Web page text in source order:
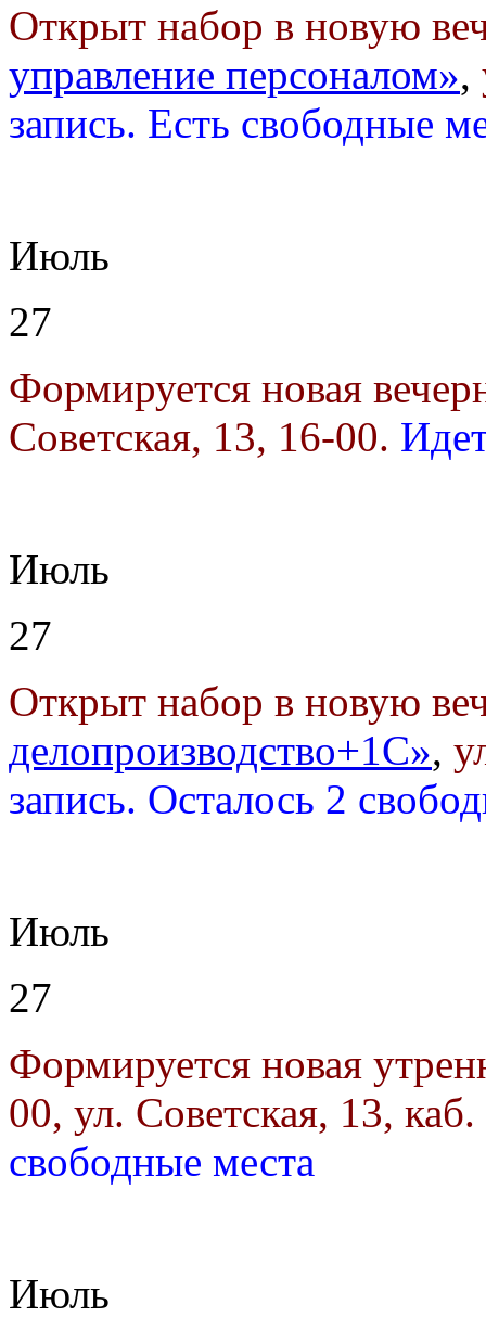
Открыт набор в новую
управление персоналом»,
запись. Есть свободные
Июль
27
Формируется новая
Советская, 13, 16-00.
Июль
27
Открыт набор в новую
делопроизводство+1С»,
запись. Осталось 2
Июль
27
Формируется новая
00, ул. Советская, 13,
свободные места
Июль